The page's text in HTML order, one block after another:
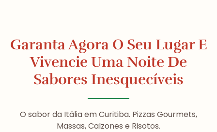
Garanta Agora O Seu Lugar E
Vivencie Uma Noite De
Sabores Inesquecíveis
O sabor da Itália em Curitiba. Pizzas Gourmets,
Massas, Calzones e Risotos.